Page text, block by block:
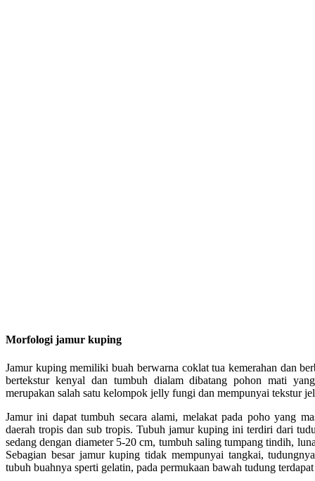
Morfologi jamur kuping
Jamur kuping memiliki buah berwarna coklat tua kemerahan dan
bertekstur kenyal dan tumbuh dialam dibatang pohon mati
merupakan salah satu kelompok jelly fungi dan mempunyai tekstur
Jamur ini dapat tumbuh secara alami, melakat pada poho yang
daerah tropis dan sub tropis. Tubuh jamur kuping ini terdiri dari
sedang dengan diameter 5-20 cm, tumbuh saling tumpang tindih,
Sebagian besar jamur kuping tidak mempunyai tangkai,
tubuh buahnya sperti gelatin, pada permukaan bawah tudung